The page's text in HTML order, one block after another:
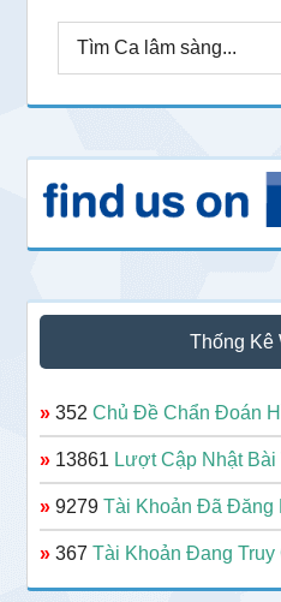
Thống Kê
» 352Chủ Đề Chẩn Đoán
» 13861 Lượt Cập Nhật Bài
» 9279Tài Khoản Đã Đăng
» 367Tài Khoản Đang Truy